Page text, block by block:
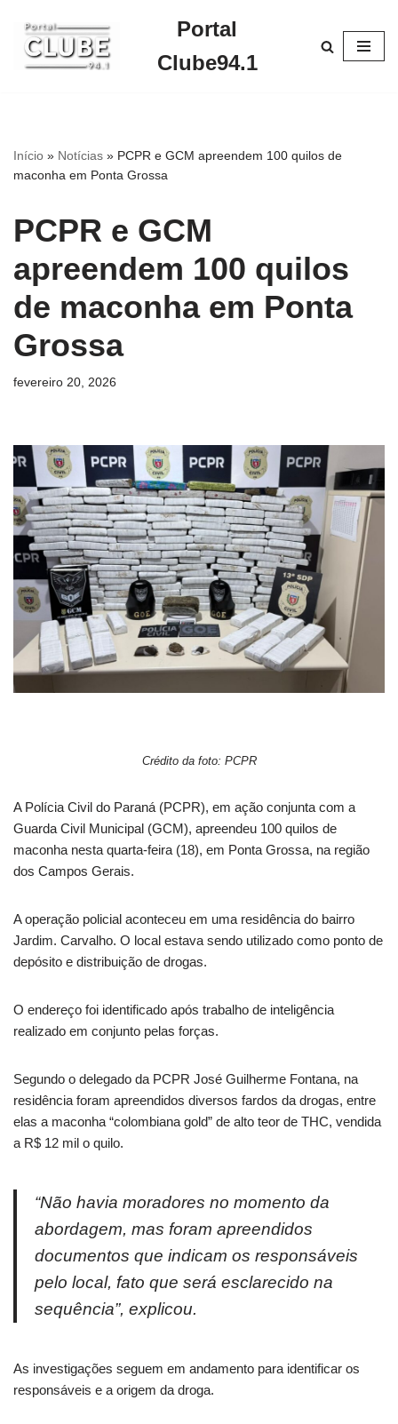
Pular
para
Portal
Clube94.1
Início » Notícias » PCPR e GCM apreendem 100 quilos de
maconha em Ponta Grossa
PCPR e GCM
apreendem 100 quilos
de maconha em Ponta
Grossa
fevereiro 20, 2026
Crédito da foto: PCPR
A Polícia Civil do Paraná (PCPR), em ação conjunta com a
Guarda Civil Municipal (GCM), apreendeu 100 quilos de
maconha nesta quarta-feira (18), em Ponta Grossa, na região
dos Campos Gerais.
A operação policial aconteceu em uma residência do bairro
Jardim. Carvalho. O local estava sendo utilizado como ponto de
depósito e distribuição de drogas.
O endereço foi identificado após trabalho de inteligência
realizado em conjunto pelas forças.
Segundo o delegado da PCPR José Guilherme Fontana, na
residência foram apreendidos diversos fardos da drogas, entre
elas a maconha “colombiana gold” de alto teor de THC, vendida
a R$ 12 mil o quilo.
“Não havia moradores no momento da
abordagem, mas foram apreendidos
documentos que indicam os responsáveis
pelo local, fato que será esclarecido na
sequência”, explicou.
As investigações seguem em andamento para identificar os
responsáveis e a origem da droga.